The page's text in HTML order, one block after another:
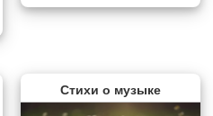
Стихи о музыке